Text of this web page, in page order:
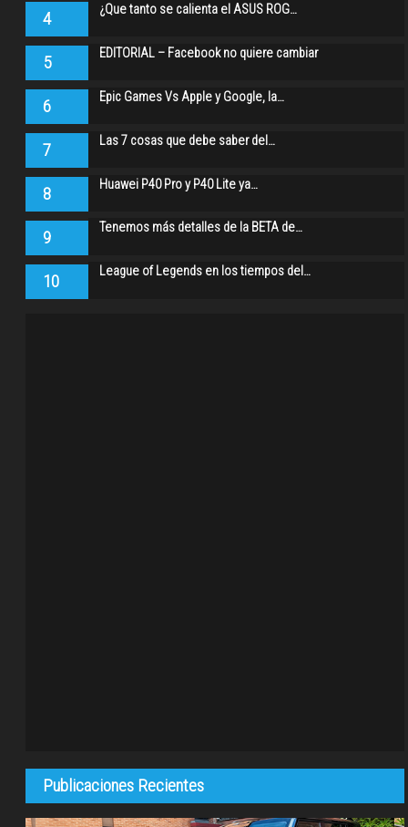
4 ¿Que tanto se calienta el ASUS ROG…
5 EDITORIAL – Facebook no quiere cambiar
6 Epic Games Vs Apple y Google, la…
7 Las 7 cosas que debe saber del…
8 Huawei P40 Pro y P40 Lite ya…
9 Tenemos más detalles de la BETA de…
10 League of Legends en los tiempos del…
Publicaciones Recientes